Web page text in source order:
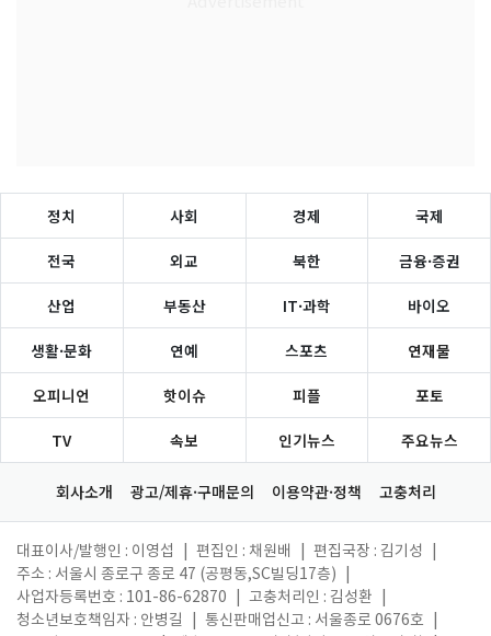
정치 사회 경제 국제
전국 외교 북한 금융·증권
산업 부동산 IT·과학 바이오
생활·문화 연예 스포츠 연재물
오피니언 핫이슈 피플 포토
TV 속보 인기뉴스 주요뉴스
회사소개 광고/제휴·구매문의 이용약관·정책 고충처리
대표이사/발행인 : 이영섭 편집인 : 채원배 편집국장 : 김기성
주소 : 서울시 종로구 종로 47 (공평동,SC빌딩17층)
사업자등록번호 : 101-86-62870
고충처리인 : 김성환
청소년보호책임자 : 안병길
통신판매업신고 : 서울종로 0676호